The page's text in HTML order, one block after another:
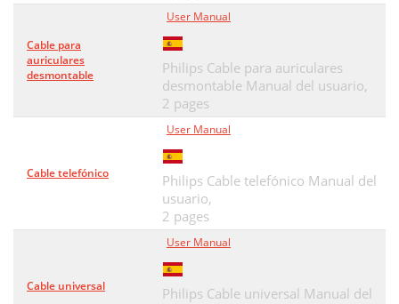
Cable para
auriculares
desmontable
User Manual
Philips Cable para auriculares
desmontable Manual del usuario,
2 pages
Cable telefónico
User Manual
Philips Cable telefónico Manual del
usuario,
2 pages
Cable universal
User Manual
Philips Cable universal Manual del